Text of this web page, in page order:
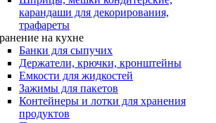
карандаши для декорирования,
трафареты
на кухне
Банки для сыпучих
Держатели, крючки, кронштейны
Емкости для жидкостей
Зажимы для пакетов
Контейнеры и лотки для хранения
продуктов